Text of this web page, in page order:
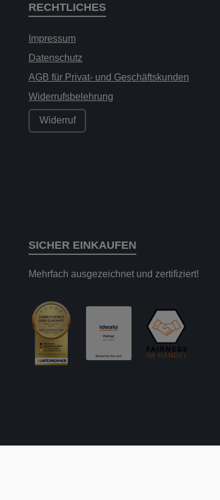
RECHTLICHES
Impressum
Datenschutz
AGB für Privat- und Geschäftskunden
Widerrufsbelehrung
Widerruf
SICHER EINKAUFEN
Mehrfach ausgezeichnet und zertifiziert!